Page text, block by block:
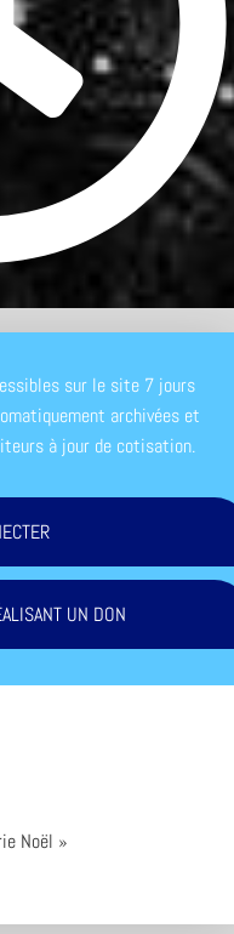
sur le site 7 jours
archivées et
à jour de cotisation.
UN DON
Noël »